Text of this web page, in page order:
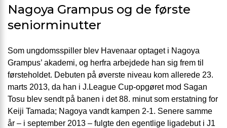
Nagoya Grampus og de første
seniorminutter
Som ungdomsspiller blev Havenaar optaget i Nagoya
Grampus’ akademi, og herfra arbejdede han sig frem til
førsteholdet. Debuten på øverste niveau kom allerede 23.
marts 2013, da han i J.League Cup-opgøret mod Sagan
Tosu blev sendt på banen i det 88. minut som erstatning for
Keiji Tamada; Nagoya vandt kampen 2-1. Senere samme
år – i september 2013 – fulgte den egentlige ligadebut i J1